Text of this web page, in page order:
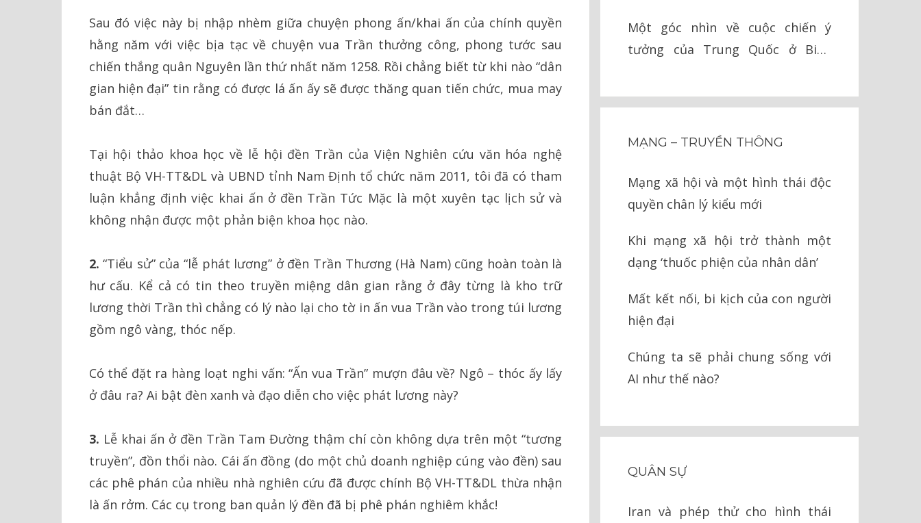
Sau đó việc này bị nhập nhèm giữa chuyện phong ấn/khai ấn của chính quyền
hằng năm với việc bịa tạc về chuyện vua Trần thưởng công, phong tước sau
chiến thắng quân Nguyên lần thứ nhất năm 1258. Rồi chẳng biết từ khi nào “dân
gian hiện đại” tin rằng có được lá ấn ấy sẽ được thăng quan tiến chức, mua may
bán đắt…
Tại hội thảo khoa học về lễ hội đền Trần của Viện Nghiên cứu văn hóa nghệ
thuật Bộ VH-TT&DL và UBND tỉnh Nam Định tổ chức năm 2011, tôi đã có tham
luận khẳng định việc khai ấn ở đền Trần Tức Mặc là một xuyên tạc lịch sử và
không nhận được một phản biện khoa học nào.
2. “Tiểu sử” của “lễ phát lương” ở đền Trần Thương (Hà Nam) cũng hoàn toàn là
hư cấu. Kể cả có tin theo truyền miệng dân gian rằng ở đây từng là kho trữ
lương thời Trần thì chẳng có lý nào lại cho tờ in ấn vua Trần vào trong túi lương
gồm ngô vàng, thóc nếp.
Có thể đặt ra hàng loạt nghi vấn: “Ấn vua Trần” mượn đâu về? Ngô – thóc ấy lấy
ở đâu ra? Ai bật đèn xanh và đạo diễn cho việc phát lương này?
3. Lễ khai ấn ở đền Trần Tam Đường thậm chí còn không dựa trên một “tương
truyền”, đồn thổi nào. Cái ấn đồng (do một chủ doanh nghiệp cúng vào đền) sau
các phê phán của nhiều nhà nghiên cứu đã được chính Bộ VH-TT&DL thừa nhận
là ấn rởm. Các cụ trong ban quản lý đền đã bị phê phán nghiêm khắc!
Một góc nhìn về cuộc chiến ý
tưởng của Trung Quốc ở Biển
MẠNG – TRUYỀN THÔNG
Mạng xã hội và một hình thái độc
quyền chân lý kiểu mới
Khi mạng xã hội trở thành một
dạng ‘thuốc phiện của nhân dân’
Mất kết nối, bi kịch của con người
hiện đại
Chúng ta sẽ phải chung sống với
AI như thế nào?
QUÂN SỰ
Iran và phép thử cho hình thái